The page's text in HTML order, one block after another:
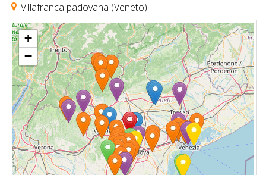
LUOGHI
A
DOG
OFFERTE
A
DOG
Villafranca padovana (Veneto)
+
−